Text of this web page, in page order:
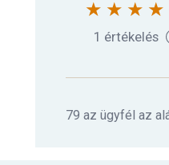
1 értékelés
79 az ügyfél az